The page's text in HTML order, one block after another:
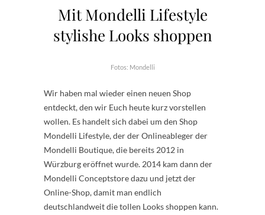
Mit Mondelli Lifestyle
stylishe Looks shoppen
Fotos: Mondelli
Wir haben mal wieder einen neuen Shop
entdeckt, den wir Euch heute kurz vorstellen
wollen. Es handelt sich dabei um den Shop
Mondelli Lifestyle, der der Onlineableger der
Mondelli Boutique, die bereits 2012 in
Würzburg eröffnet wurde. 2014 kam dann der
Mondelli Conceptstore dazu und jetzt der
Online-Shop, damit man endlich
deutschlandweit die tollen Looks shoppen kann.